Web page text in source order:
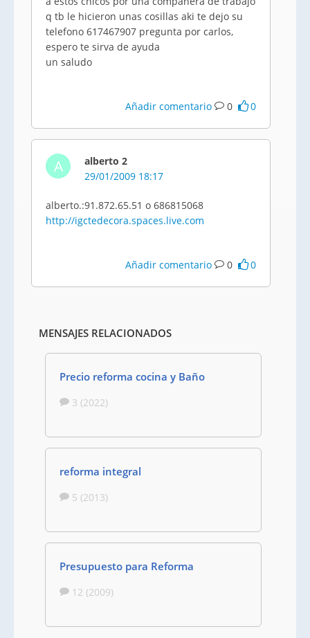
q tb le hicieron unas cosillas aki te dejo su
telefono 617467907 pregunta por carlos,
espero te sirva de ayuda
un saludo
Añadir comentario 0 0
A
alberto 2
29/01/2009 18:17
alberto.:91.872.65.51 o 686815068
http://igctedecora.spaces.live.com
Añadir comentario 0 0
MENSAJES RELACIONADOS
Precio reforma cocina y Baño
3 (2022)
reforma integral
5 (2013)
Presupuesto para Reforma
12 (2009)